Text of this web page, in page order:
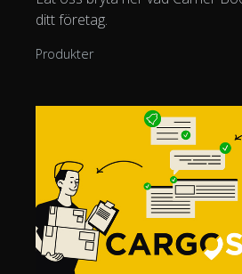
ditt företag.
Produkter